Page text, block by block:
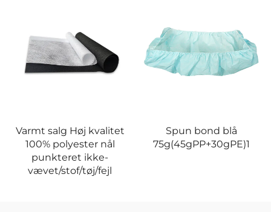
Spun bond blå
75g(45gPP+30gPE)1
Spun bond blå
75g(45gPP+30gPE)2